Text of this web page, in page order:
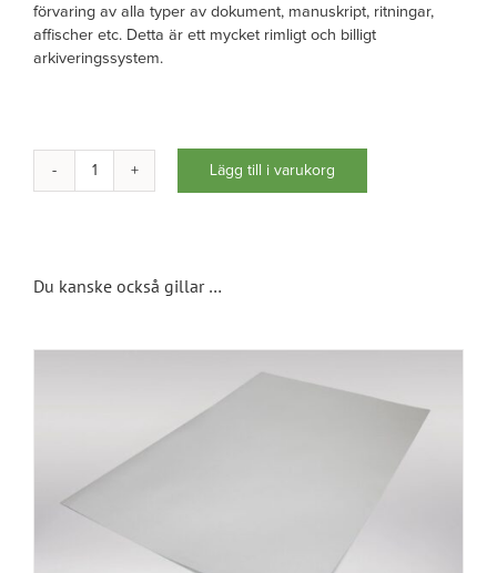
förvaring av alla typer av dokument, manuskript, ritningar,
affischer etc. Detta är ett mycket rimligt och billigt
arkiveringssystem.
vikta
Lägg till i varukorg
Du kanske också gillar …